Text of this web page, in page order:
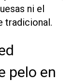
ni el
tradicional.
pelo en